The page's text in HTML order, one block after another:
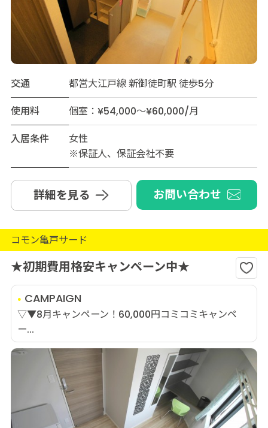
交通
都営大江戸線 新御徒町駅 徒歩5分
使用料
個室：¥54,000～¥60,000/月
入居条件
女性
※保証人、保証会社不要
詳細を見る お問い合わせ
コモン亀戸サード
★初期費用格安キャンペーン中★
CAMPAIGN
▽▼8月キャンペーン！60,000円コミコミキャンペ
ー...